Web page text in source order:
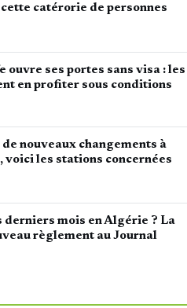
catérorie de personnes
ouvre ses portes sans visa : les
en profiter sous conditions
nouveaux changements à
voici les stations concernées
derniers mois en Algérie ? La
règlement au Journal